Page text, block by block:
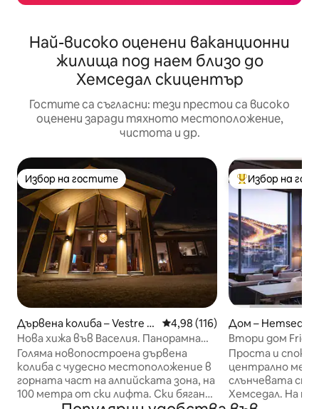
Най-високо оценени ваканционни
жилища под наем близо до
Хемседал скицентър
Гостите са съгласни: тези престои са високо
оценени заради тяхното местоположение,
чистота и др.
Избор на гостите
Избор на гостите
Дървена колиба – Vestre Sli
dre
Средна оценка: 4,98 от 5,
4,98 (116)
Нова хижа във Васелия. Панорамна
гледка и ски вътре/вън!
Голяма новопостроена дървена
колиба с чудесно местоположение в
горната част на алпийската зона, на
100 метра от ски лифта. Ски бягане
Най-популярен
Избор на
Дом – Hemsedal
Втори дом
Проста и
централно
слънчевата
Хемседал. На